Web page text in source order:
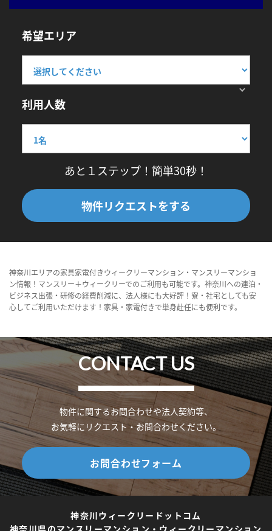
希望エリア
利用人数
あと１ステップ！簡単30秒！
物件リクエストをする
神奈川エリアの家具家電付きウィークリーマンション・マンスリーマンショ
ン情報！マンスリー＋ウィークリーでのご利用も可能です。神奈川への連泊・
ビジネス出張・研修の経費削減に、法人様にも大好評！寮・社宅としても安
心してご利用いただけます！家具・家電付きで単身赴任にも便利です。
CONTACT US
物件に関するお問合わせや法人契約等、
お気軽にリクエスト・お問合わせください。
お問合わせフォーム
神奈川ウィークリードットコム